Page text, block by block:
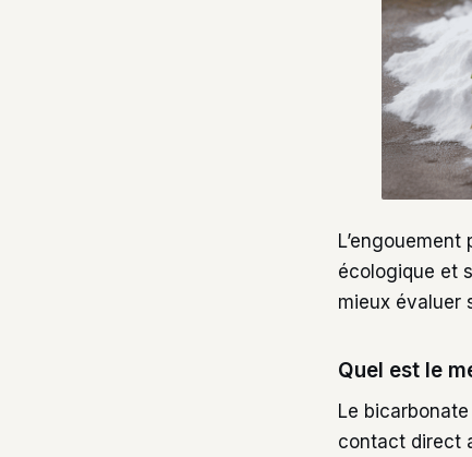
écologique et
mieux évaluer
Quel est le
Le
contact direct